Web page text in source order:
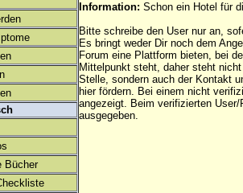
Bücher
Information: Schon ein Hotel für
Bitte schreibe den User nur an,
Es bringt weder Dir noch dem
Forum eine Plattform bieten, bei
Mittelpunkt steht, daher steht
Stelle, sondern auch der Kontakt
hier fördern. Bei einem nicht
angezeigt. Beim verifizierten User/
ausgegeben.